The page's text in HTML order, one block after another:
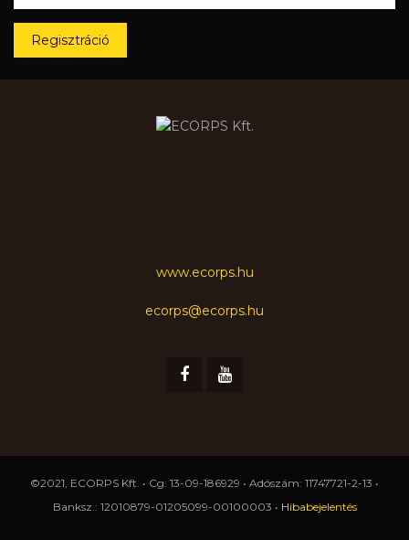
Regisztráció
www.ecorps.hu
ecorps@ecorps.hu
©2021, ECORPS Kft. • Cg: 13-09-186929 • Adószám: 11747721-2-13 •
Banksz.: 12010879-01205099-00100003 • Hibabejelentés